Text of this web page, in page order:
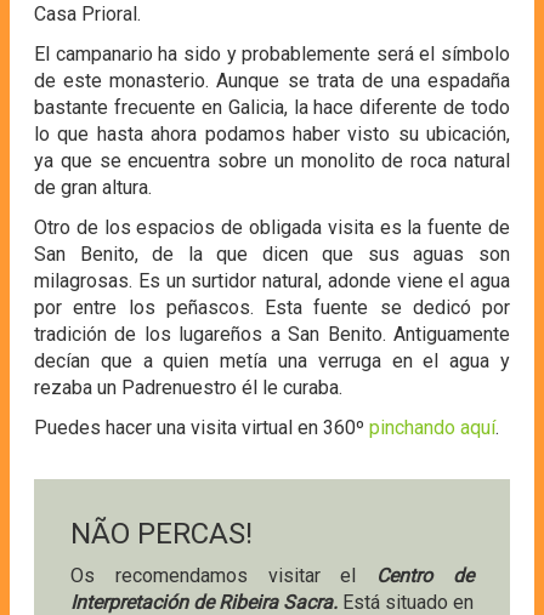
Casa Prioral.
El campanario ha sido y probablemente será el símbolo
de este monasterio. Aunque se trata de una espadaña
bastante frecuente en Galicia, la hace diferente de todo
lo que hasta ahora podamos haber visto su ubicación,
ya que se encuentra sobre un monolito de roca natural
de gran altura.
Otro de los espacios de obligada visita es la fuente de
San Benito, de la que dicen que sus aguas son
milagrosas. Es un surtidor natural, adonde viene el agua
por entre los peñascos. Esta fuente se dedicó por
tradición de los lugareños a San Benito. Antiguamente
decían que a quien metía una verruga en el agua y
rezaba un Padrenuestro él le curaba.
Puedes hacer una visita virtual en 360º pinchando aquí.
NÃO PERCAS!
Os recomendamos visitar el Centro de
Interpretación de Ribeira Sacra. Está situado en